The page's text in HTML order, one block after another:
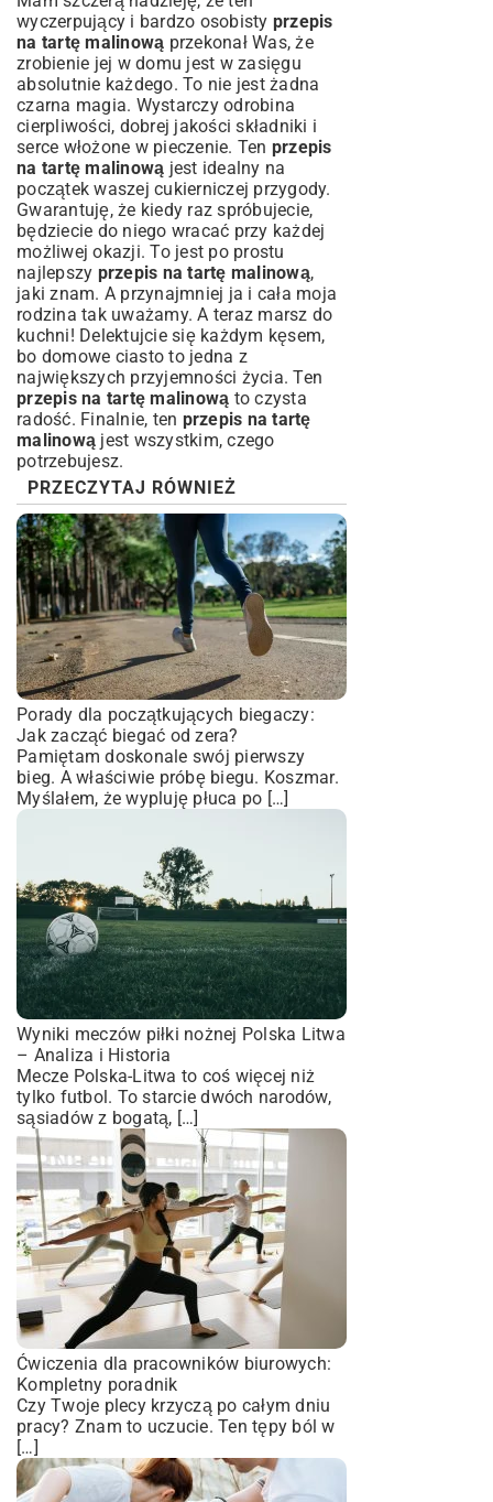
wyczerpujący i bardzo osobisty przepis
na tartę malinową przekonał Was, że
zrobienie jej w domu jest w zasięgu
absolutnie każdego. To nie jest żadna
czarna magia. Wystarczy odrobina
cierpliwości, dobrej jakości składniki i
serce włożone w pieczenie. Ten przepis
na tartę malinową jest idealny na
początek waszej cukierniczej przygody.
Gwarantuję, że kiedy raz spróbujecie,
będziecie do niego wracać przy każdej
możliwej okazji. To jest po prostu
najlepszy przepis na tartę malinową,
jaki znam. A przynajmniej ja i cała moja
rodzina tak uważamy. A teraz marsz do
kuchni! Delektujcie się każdym kęsem,
bo domowe ciasto to jedna z
największych przyjemności życia. Ten
przepis na tartę malinową to czysta
radość. Finalnie, ten przepis na tartę
malinową jest wszystkim, czego
potrzebujesz.
PRZECZYTAJ RÓWNIEŻ
Porady dla początkujących biegaczy:
Jak zacząć biegać od zera?
Pamiętam doskonale swój pierwszy
bieg. A właściwie próbę biegu. Koszmar.
Myślałem, że wypluję płuca po […]
Wyniki meczów piłki nożnej Polska Litwa
– Analiza i Historia
Mecze Polska-Litwa to coś więcej niż
tylko futbol. To starcie dwóch narodów,
sąsiadów z bogatą, […]
Ćwiczenia dla pracowników biurowych:
Kompletny poradnik
Czy Twoje plecy krzyczą po całym dniu
pracy? Znam to uczucie. Ten tępy ból w
[…]